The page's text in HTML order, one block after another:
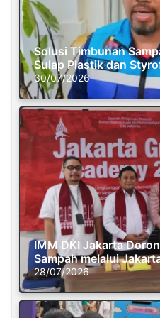
Solusi Timbunan
Sulap Plastik dan
30/07/2026
IMM DKI Jakarta
Sampah melalui
28/07/2026